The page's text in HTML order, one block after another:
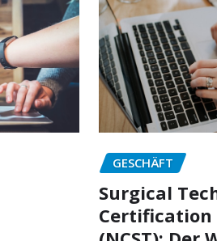
GESCHÄFT
Surgical
Certification